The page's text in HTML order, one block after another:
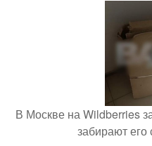
В Москве на Wildberries
забирают его